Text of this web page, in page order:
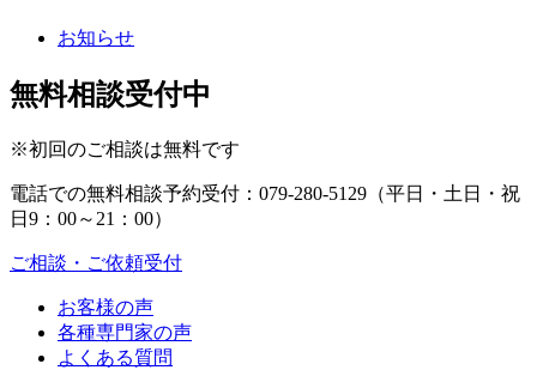
お知らせ
無料相談受付中
※初回のご相談は無料です
電話での無料相談予約受付： 079-280-5129 （平日・土日・祝
日9：00～21：00）
ご相談・ご依頼受付
お客様の声
各種専門家の声
よくある質問